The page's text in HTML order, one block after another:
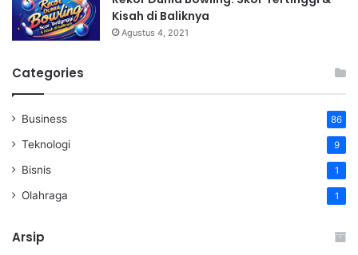
Kisah di Baliknya
Agustus 4, 2021
Categories
Business 86
Teknologi 9
Bisnis 1
Olahraga 1
Arsip